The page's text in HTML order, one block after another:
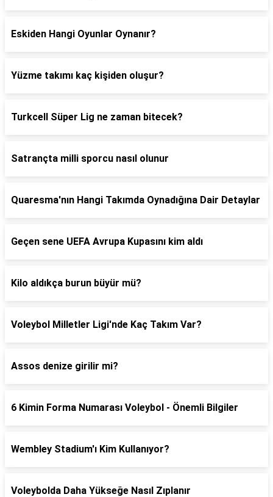
Eskiden Hangi Oyunlar Oynanır?
Yüzme takımı kaç kişiden oluşur?
Turkcell Süper Lig ne zaman bitecek?
Satrançta milli sporcu nasıl olunur
Quaresma'nın Hangi Takımda Oynadığına Dair Detaylar
Geçen sene UEFA Avrupa Kupasını kim aldı
Kilo aldıkça burun büyür mü?
Voleybol Milletler Ligi'nde Kaç Takım Var?
Assos denize girilir mi?
6 Kimin Forma Numarası Voleybol - Önemli Bilgiler
Wembley Stadium'ı Kim Kullanıyor?
Voleybolda Daha Yükseğe Nasıl Zıplanır